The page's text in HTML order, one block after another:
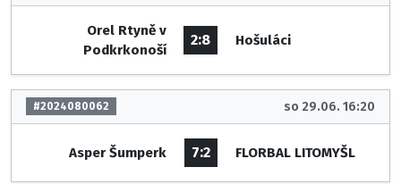
Orel Rtyně v
Podkrkonoší
2:8 Hošuláci
#2024080062 so 29.06. 16:20
Asper Šumperk 7:2 FLORBAL LITOMYŠL